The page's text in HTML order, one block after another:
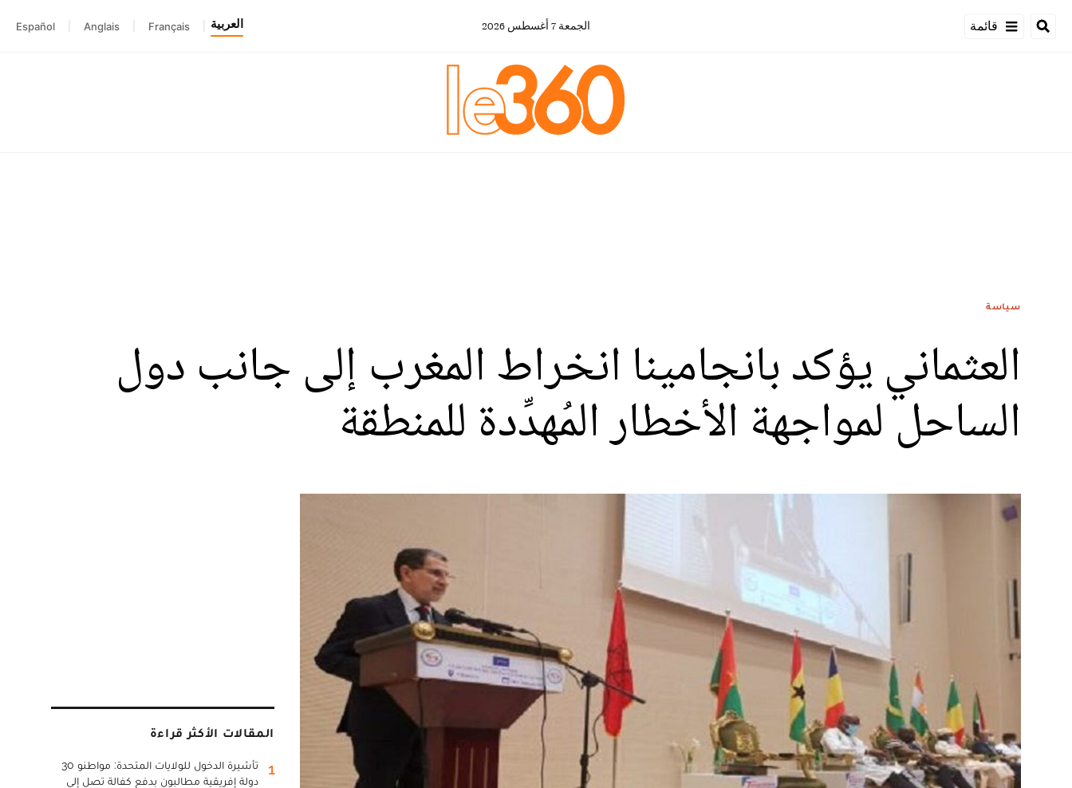
قائمة الجمعة 7 أغسطس 2026 العربية Français
Anglais
Español
سياسة
العثماني يؤكد بانجامينا انخراط المغرب إلى جانب دول
الساحل لمواجهة الأخطار المُهدِّدة للمنطقة
المقالات الأكثر قراءة
1
تأشيرة الدخول للولايات المتحدة: مواطنو 30
دولة إفريقية مطالبون بدفع كفالة تصل إلى